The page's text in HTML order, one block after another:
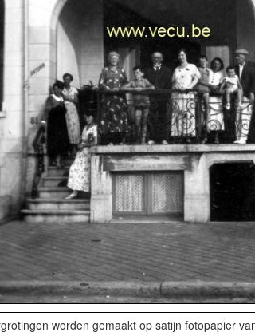
worden gemaakt op satijn fotopapier